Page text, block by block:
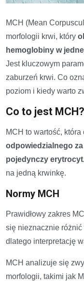
MCH (Mean
morfologii krwi, który
hemoglobiny w
Jest kluczowym
zaburzeń krwi. Co
poziom i kiedy warto
Co to jest MCH?
MCH to wartość, która
odpowiedzialnego
pojedynczy
na jedną krwinkę.
Normy MCH
Prawidłowy zakres
się nieznacznie
dlatego interpretację
MCH analizuje się
morfologii, takimi jak